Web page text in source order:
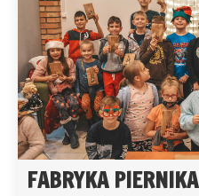
FABRYKA PIERNIKA